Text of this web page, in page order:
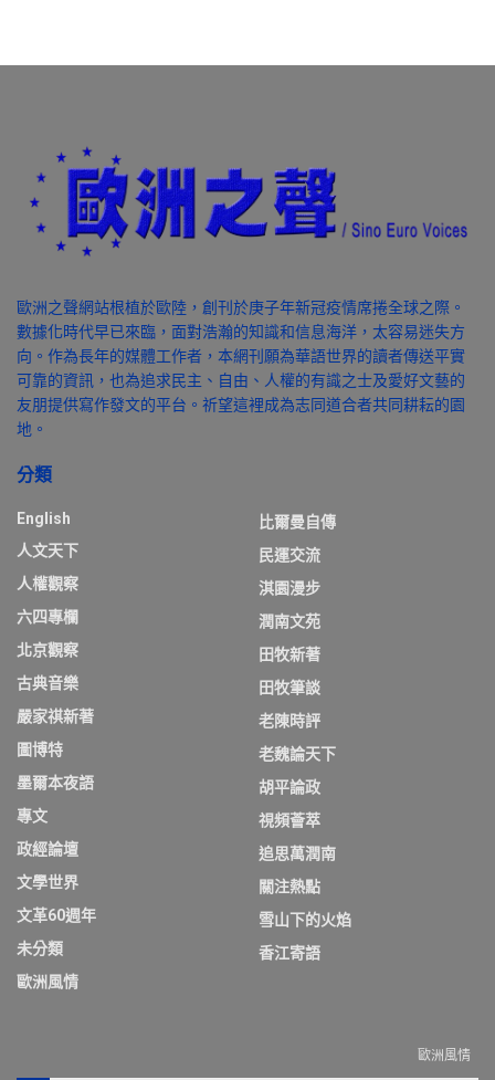
歐洲之聲網站根植於歐陸，創刊於庚子年新冠疫情席捲全球之際。
數據化時代早已來臨，面對浩瀚的知識和信息海洋，太容易迷失方
向。作為長年的媒體工作者，本網刊願為華語世界的讀者傳送平實
可靠的資訊，也為追求民主、自由、人權的有識之士及愛好文藝的
友朋提供寫作發文的平台。祈望這裡成為志同道合者共同耕耘的園
地。
分類
English
人文天下
人權觀察
六四專欄
北京觀察
古典音樂
嚴家祺新著
圖博特
墨爾本夜語
專文
政經論壇
文學世界
文革60週年
未分類
歐洲風情
比爾曼自傳
民運交流
淇園漫步
潤南文苑
田牧新著
田牧筆談
老陳時評
老魏論天下
胡平論政
視頻薈萃
追思萬潤南
關注熱點
雪山下的火焰
香江寄語
歐洲風情